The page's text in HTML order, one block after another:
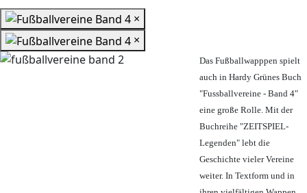
×
×
Das Fußballwapppen spielt
auch in Hardy Grünes Buch
"Fussballvereine - Band 4"
eine große Rolle. Mit der
Buchreihe "ZEITSPIEL-
Legenden" lebt die
Geschichte vieler Vereine
weiter. In Textform und in